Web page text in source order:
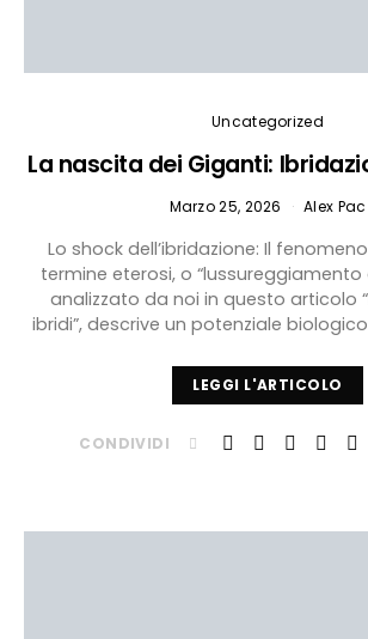
Uncategorized
La nascita dei Giganti:
Marzo 25, 2026 Alex Pac
Lo shock dell’ibridazione: Il
termine eterosi, o “lussureggiamento
analizzato da noi in questo articolo
ibridi”, descrive un potenziale
LEGGI L'ARTICOLO
CONDIVIDI